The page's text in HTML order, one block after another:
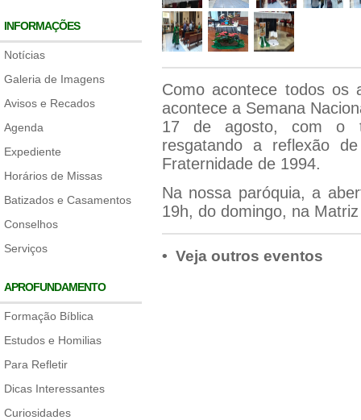
INFORMAÇÕES
Notícias
Galeria de Imagens
Avisos e Recados
Agenda
Expediente
Horários de Missas
Batizados e Casamentos
Conselhos
Serviços
APROFUNDAMENTO
Formação Bíblica
Estudos e Homilias
Para Refletir
Dicas Interessantes
Curiosidades
Como acontece todos os
acontece a Semana
17 de agosto, com o
resgatando a reflexão
Fraternidade de 1994.
Na nossa paróquia, a
19h, do domingo, na
• Veja outros eventos